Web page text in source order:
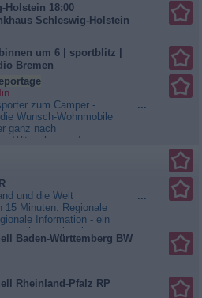
Holstein 18:00
Schleswig-Holstein
um 6 | sportblitz |
Bremen
zum Camper -
Wunsch-Wohnmobile
ganz nach
Wünschen und
darauf hat
Bremen baut die 35-
zu
Wohnmobilen um und
voll auf den
Im vergangenen
Die Nordreportage
...
und die Welt
15 Minuten. Regionale
Information - ein
aus internationaler
den Ereignissen des
Kurz nach TV-
auch im Internet
...
Baden-Württemberg BW
Rheinland-Pfalz RP